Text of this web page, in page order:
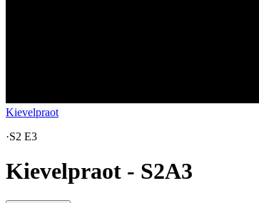
Kievelpraot
·S2 E3
Kievelpraot - S2A3